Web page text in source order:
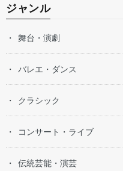
ジャンル
舞台・演劇
バレエ・ダンス
クラシック
コンサート・ライブ
伝統芸能・演芸